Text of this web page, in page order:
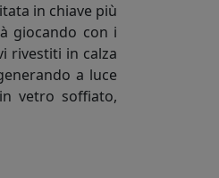
in chiave più
giocando con i
rivestiti in calza
a luce
vetro soffiato,